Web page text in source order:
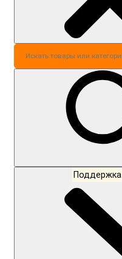
Поддержка